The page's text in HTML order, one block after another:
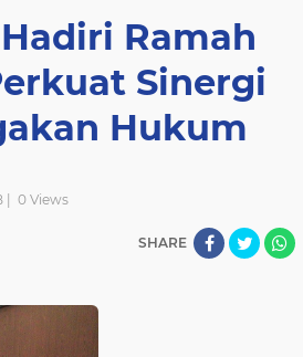
Ramah
Sinergi
Hukum
0Views
SHARE